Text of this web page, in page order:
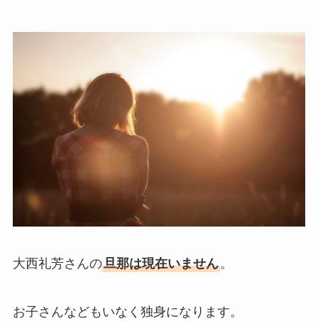
大西礼芳さんの旦那は現在いません。
お子さんなどもいなく独身になります。